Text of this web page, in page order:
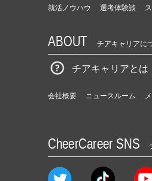
就活ノウハウ 選考体験談
ABOUT チアキャリアに
チアキャリアとは
会社概要 ニュースルーム
CheerCareer SNS